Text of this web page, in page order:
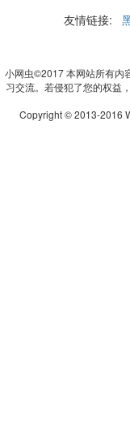
友情链接:
小网虫©2017 本网站所有内
习交流。若侵犯了您的权益
Copyright © 2013-2016